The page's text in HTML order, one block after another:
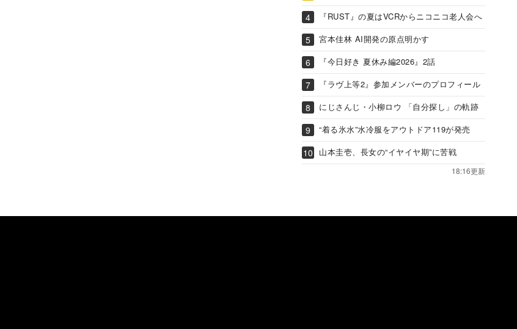
『RUST』の夏はVCRからニコニコ老人会へ
宮本佳林 AI開発の原点明かす
『今日好き 夏休み編2026』2話
『ラヴ上等2』参加メンバーのプロフィール
にじさんじ・小柳ロウ 「自分探し」の軌跡
“着る氷水”水冷服をアウトドア119が発売
山本圭壱、長女の“イヤイヤ期”に苦戦
18:16更新